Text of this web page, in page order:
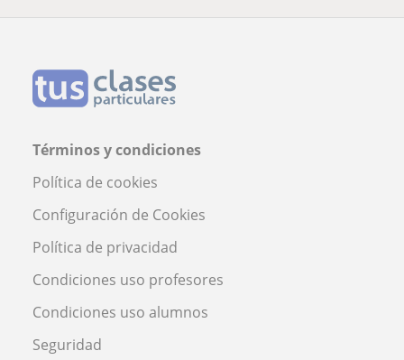
Términos y condiciones
Política de cookies
Configuración de Cookies
Política de privacidad
Condiciones uso profesores
Condiciones uso alumnos
Seguridad